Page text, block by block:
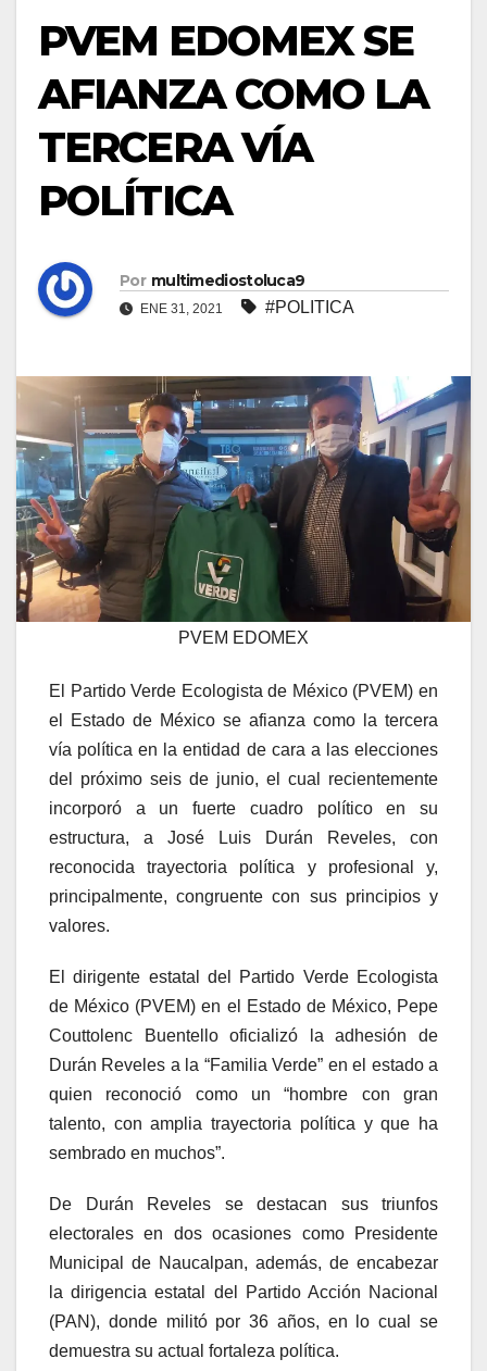
PVEM EDOMEX SE
AFIANZA COMO LA
TERCERA VÍA
POLÍTICA
Por multimediostoluca9
ENE 31, 2021 #POLITICA
PVEM EDOMEX
El Partido Verde Ecologista de México (PVEM) en
el Estado de México se afianza como la tercera
vía política en la entidad de cara a las elecciones
del próximo seis de junio, el cual recientemente
incorporó a un fuerte cuadro político en su
estructura, a José Luis Durán Reveles, con
reconocida trayectoria política y profesional y,
principalmente, congruente con sus principios y
valores.
El dirigente estatal del Partido Verde Ecologista
de México (PVEM) en el Estado de México, Pepe
Couttolenc Buentello oficializó la adhesión de
Durán Reveles a la “Familia Verde” en el estado a
quien reconoció como un “hombre con gran
talento, con amplia trayectoria política y que ha
sembrado en muchos”.
De Durán Reveles se destacan sus triunfos
electorales en dos ocasiones como Presidente
Municipal de Naucalpan, además, de encabezar
la dirigencia estatal del Partido Acción Nacional
(PAN), donde militó por 36 años, en lo cual se
demuestra su actual fortaleza política.